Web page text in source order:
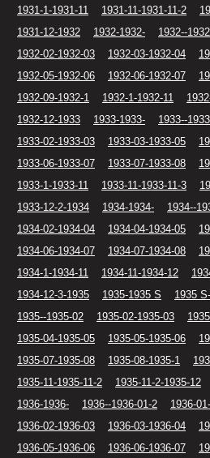
1931-1-1931-11
1931-11-1931-11-2
1931-12-1932
1932-1932-
1932--
1932-02-1932-03
1932-03-1932-04
1932-05-1932-06
1932-06-1932-07
1932-09-1932-1
1932-1-1932-11
1932-12-1933
1933-1933-
1933--
1933-02-1933-03
1933-03-1933-05
1933-06-1933-07
1933-07-1933-08
1933-1-1933-11
1933-11-1933-11-3
1933-12-2-1934
1934-1934-
1934--
1934-02-1934-04
1934-04-1934-05
1934-06-1934-07
1934-07-1934-08
1934-1-1934-11
1934-11-1934-12
1934-12-3-1935
1935-1935 S
1935
1935--1935-02
1935-02-1935-03
1935-04-1935-05
1935-05-1935-06
1935-07-1935-08
1935-08-1935-1
1935-11-1935-11-2
1935-11-2-1935-12
1936-1936-
1936--1936-01-2
1936-
1936-02-1936-03
1936-03-1936-04
1936-05-1936-06
1936-06-1936-07